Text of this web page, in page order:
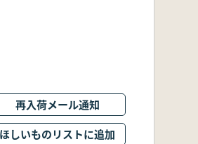
再入荷メール通知
ほしいものリストに追加